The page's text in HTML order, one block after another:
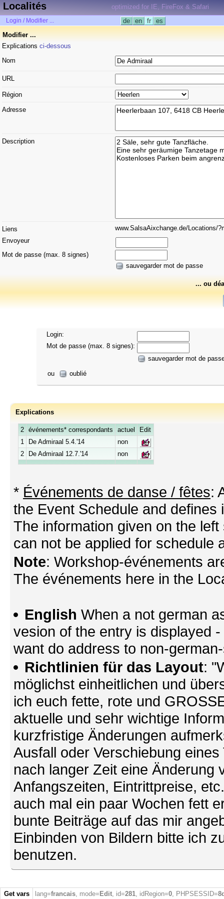
Localités optimized for IE, FireFox & Safari
Login / Modifier ... de en fr
es
Modifier ...
Explications ci-dessous
Nom
URL
Région
Adresse
Description
Liens
www.SalsaAixchange.de/Locations/
Envoyeur
Mot de passe (max. 8 signes)
sauvegarder mot de passe
... ou
Login:
Mot de passe (max. 8 signes):
sauvegarder mot de
ou
oublié
Explications
2 événements* correspondants actuel
Edit
1
De Admiraal 5.4.'14
non
2
De Admiraal 12.7.'14 non
* Événements de danse / fêtes:
the Event Schedule and
The information given on the
can not be applied for schedule
Note: Workshop-événements
The événements here in the
English When a not german
vesion of the entry is displayed
want do address to non-
Richtlinien für das Layout:
möglichst einheitlichen und
ich euch fette, rote und
aktuelle und sehr wichtige
kurzfristige Änderungen
Ausfall oder Verschiebung
nach langer Zeit eine Änderung
Anfangszeiten, Eintrittpreise,
auch mal ein paar Wochen fett
bunte Beiträge auf das mir
Einbinden von Bildern bitte ich
benutzen.
Get vars lang=francais, mode= Edit, id=281, idRegion=0, PHPSESSID=